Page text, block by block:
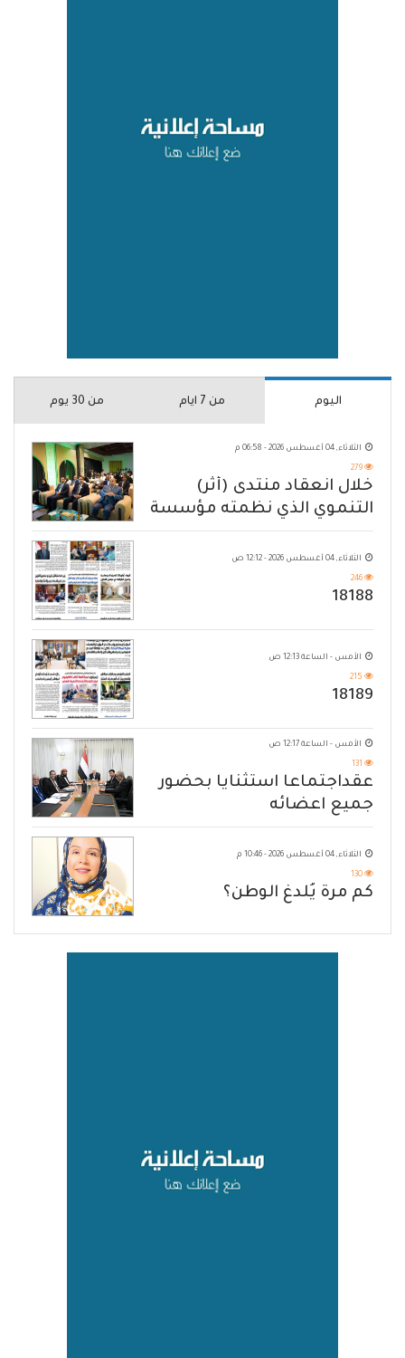
اليوم من 7 ايام من 30 يوم
الثلاثاء, 04 أغسطس 2026 - 06:58 م
279
خلال انعقاد منتدى (أثر)
التنموي الذي نظمته مؤسسة
حضرموت
الثلاثاء, 04 أغسطس 2026 - 12:12 ص
246
18188
الأمس - الساعة 12:13 ص
215
18189
الأمس - الساعة 12:17 ص
131
عقداجتماعا استثنايا بحضور
جميع اعضائه
الثلاثاء, 04 أغسطس 2026 - 10:46 م
130
كم مرة يُلدغ الوطن؟